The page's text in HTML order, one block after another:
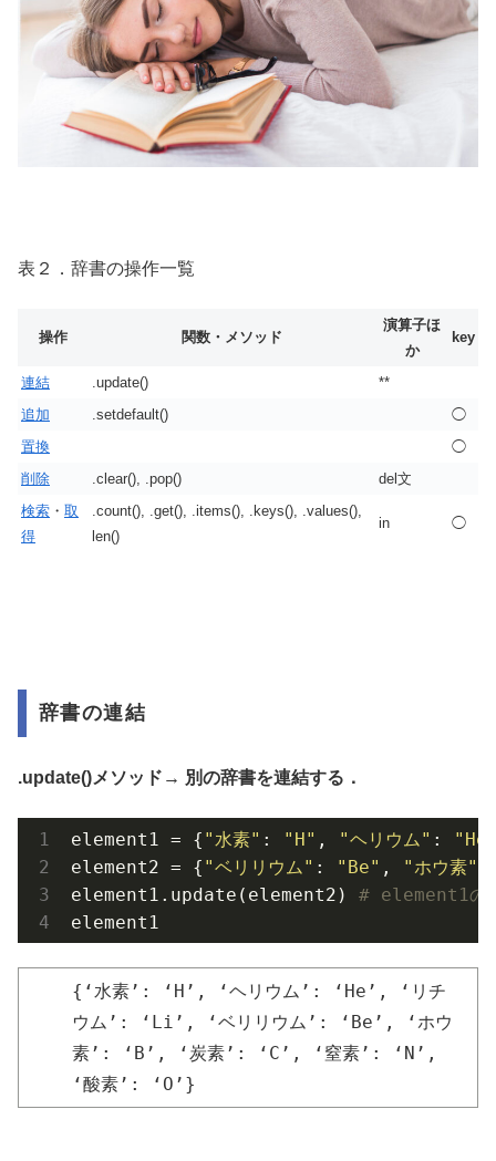
表２．辞書の操作一覧
操作 関数・メソッド
演算子ほ
か
key
連結 .update()
**
追加
.setdefault()
◯
置換
◯
削除
.clear(), .pop()
del文
検索 ・ 取
得
.count(), .get(), .items(), .keys(), .values(),
len()
in ◯
辞書の連結
.update()メソッド→ 別の辞書を連結する．
element1 = { "水素" : "H" , "ヘリウム" :
element2 = { "ベリリウム" : "Be" , "ホウ素"
element1.update(element2) # element1の
element1
{‘水素’: ‘H’, ‘ヘリウム’: ‘He’, ‘リチ
ウム’: ‘Li’, ‘ベリリウム’: ‘Be’, ‘ホウ
素’: ‘B’, ‘炭素’: ‘C’, ‘窒素’: ‘N’,
‘酸素’: ‘O’}